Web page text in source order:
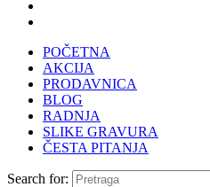
POČETNA
AKCIJA
PRODAVNICA
BLOG
RADNJA
SLIKE GRAVURA
ČESTA PITANJA
Search for: